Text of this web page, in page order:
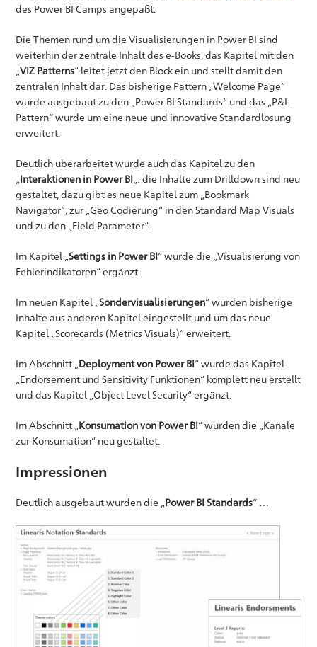
des Power BI Camps angepaßt.
Die Themen rund um die Visualisierungen in Power BI sind
weiterhin der zentrale Inhalt des e-Books, das Kapitel mit den
„VIZ Patterns“ leitet jetzt den Block ein und stellt damit den
zentralen Inhalt dar. Das bisherige Pattern „Welcome Page“
wurde ausgebaut zu den „Power BI Standards“ und das „P&L
Pattern“ wurde um eine neue und innovative Standardlösung
erweitert.
Deutlich überarbeitet wurde auch das Kapitel zu den
Interaktionen in Power BI „: die Inhalte zum Drilldown sind neu
gestaltet, dazu gibt es neue Kapitel zum „Bookmark
Navigator“, zur „Geo Codierung“ in den Standard Map Visuals
und zu den „Field Parameter“.
Im Kapitel „Settings in Power BI“ wurde die „Visualisierung von
Fehlerindikatoren“ ergänzt.
Im neuen Kapitel „Sondervisualisierungen“ wurden bisherige
Inhalte aus anderen Kapitel eingestellt und um das neue
Kapitel „Scorecards (Metrics Visuals)“ erweitert.
Im Abschnitt „ Deployment von Power BI“ wurde das Kapitel
„Endorsement und Sensitivity Funktionen“ komplett neu erstellt
und das Kapitel „Object Level Security“ ergänzt.
Im Abschnitt „ Konsumation von Power BI“ wurden die „Kanäle
zur Konsumation“ neu gestaltet.
Impressionen
Deutlich ausgebaut wurden die „ Power BI Standards“ …